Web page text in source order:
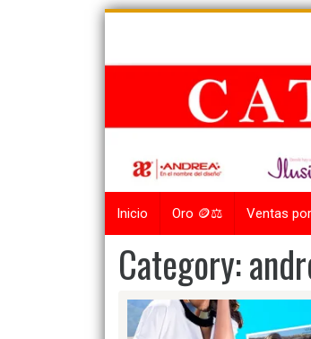
Skip
Inicio Oro 🪙⚖️ Ventas
Category: